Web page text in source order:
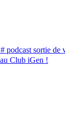
# podcast sortie de
Club iGen !